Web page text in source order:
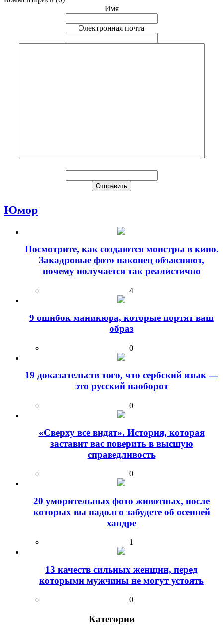
Имя
Электронная почта
Юмор
Посмотрите, как создаются монстры в кино.
Закадровые фото наконец объясняют,
почему получается так реалистично
4
9 ошибок маникюра, которые портят ваш
образ
0
19 доказательств того, что сербский язык —
это русский наоборот
0
«Сверху все видят». История, которая
заставит вас поверить в высшую
справедливость
0
20 уморительных фото животных, после
которых вы надолго забудете об осенней
хандре
1
13 качеств сильных женщин, перед
которыми мужчины не могут устоять
0
Категории